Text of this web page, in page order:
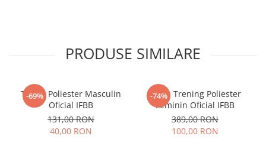
PRODUSE SIMILARE
-69%
Tricou Poliester Masculin
Oficial IFBB
131,00 RON
40,00 RON
-74%
Bluza Trening Poliester
Feminin Oficial IFBB
389,00 RON
100,00 RON